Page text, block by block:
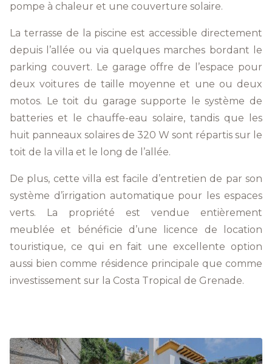
pompe à chaleur et une couverture solaire.
La terrasse de la piscine est accessible directement
depuis l’allée ou via quelques marches bordant le
parking couvert. Le garage offre de l’espace pour
deux voitures de taille moyenne et une ou deux
motos. Le toit du garage supporte le système de
batteries et le chauffe-eau solaire, tandis que les
huit panneaux solaires de 320 W sont répartis sur le
toit de la villa et le long de l’allée.
De plus, cette villa est facile d’entretien de par son
système d’irrigation automatique pour les espaces
verts. La propriété est vendue entièrement
meublée et bénéficie d’une licence de location
touristique, ce qui en fait une excellente option
aussi bien comme résidence principale que comme
investissement sur la Costa Tropical de Grenade.